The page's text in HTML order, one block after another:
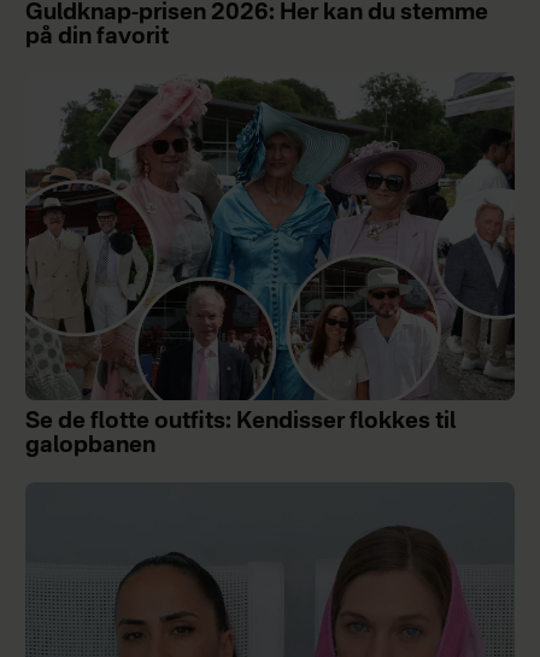
Guldknap-prisen 2026: Her kan du stemme
på din favorit
Se de flotte outfits: Kendisser flokkes til
galopbanen